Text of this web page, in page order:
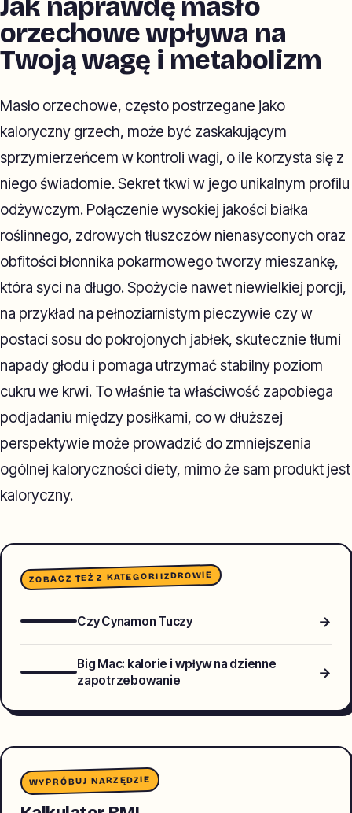
Jak naprawdę masło
orzechowe wpływa na
Twoją wagę i metabolizm
Masło orzechowe, często postrzegane jako
kaloryczny grzech, może być zaskakującym
sprzymierzeńcem w kontroli wagi, o ile korzysta się z
niego świadomie. Sekret tkwi w jego unikalnym profilu
odżywczym. Połączenie wysokiej jakości białka
roślinnego, zdrowych tłuszczów nienasyconych oraz
obfitości błonnika pokarmowego tworzy mieszankę,
która syci na długo. Spożycie nawet niewielkiej porcji,
na przykład na pełnoziarnistym pieczywie czy w
postaci sosu do pokrojonych jabłek, skutecznie tłumi
napady głodu i pomaga utrzymać stabilny poziom
cukru we krwi. To właśnie ta właściwość zapobiega
podjadaniu między posiłkami, co w dłuższej
perspektywie może prowadzić do zmniejszenia
ogólnej kaloryczności diety, mimo że sam produkt jest
kaloryczny.
ZOBACZ TEŻ Z KATEGORIIZDROWIE
Czy Cynamon Tuczy →
Big Mac: kalorie i wpływ na dzienne
zapotrzebowanie
→
WYPRÓBUJ NARZĘDZIE